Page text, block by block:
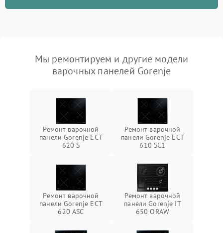
Мы ремонтируем и другие модели
варочных панелей Gorenje
Ремонт варочной
панели Gorenje ECT
620 S
Ремонт варочной
панели Gorenje ECT
610 SC1
Ремонт варочной
панели Gorenje ECT
620 ASC
Ремонт варочной
панели Gorenje IT
650 ORAW